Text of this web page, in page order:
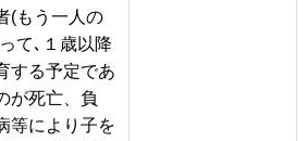
(もう一人の
て､１歳以降
する予定であ
が死亡、負
等により子を